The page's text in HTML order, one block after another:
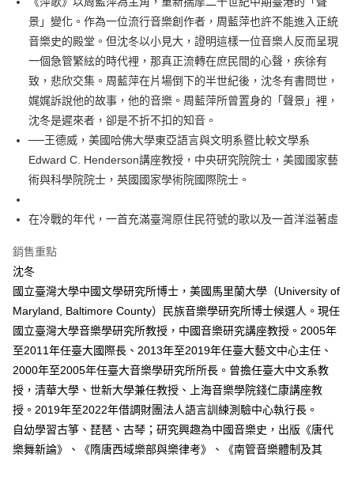
景」變化。作為一位流行音樂創作者，周藍萍也許不能進入正統
音樂史的殿堂。但沈冬以小見大，證明這樣一位音樂人反而呈現
一個急管繁絃的時代裡，那真正流轉在庶民間的心聲，疾徐有
致，悲欣交集。周藍萍在片場倒下的半世紀後，沈冬有書問世，
娓娓訴說他的故事，他的音樂。周藍萍所曾置身的「聲景」裡，
沈冬是遲來者，卻是不折不扣的知音。
──王德威，美國哈佛大學東亞語言與文明系暨比較文學系
Edward C. Henderson講座教授，中央研究院院士，美國國家藝
術與科學院院士，英國國家學術院國際院士。
在冷戰的年代，一首充滿臺灣原住民符號的歌以及一首洋溢著虛
銷售重點
沈冬
國立臺灣大學中國文學研究所博士，美國馬里蘭大學（University of
Maryland, Baltimore County）民族音樂學研究所博士候選人。現任
國立臺灣大學音樂學研究所教授，中國音樂研究講座教授。2005年
至2011年任臺大國際長、2013年至2019年任臺大藝文中心主任、
2000年至2005年任臺大音樂學研究所所長。曾擔任臺大中文系教
授，清華大學、世新大學兼任教授、上海音樂學院錢仁康講座教
授。2019年至2022年借調財團法人語言訓練測驗中心執行長。
自幼學習古箏、琵琶、古琴；研究興趣為中國音樂史，出版《唐代
樂舞新論》、《隋唐西域樂部與樂律考》、《南管音樂體制及其